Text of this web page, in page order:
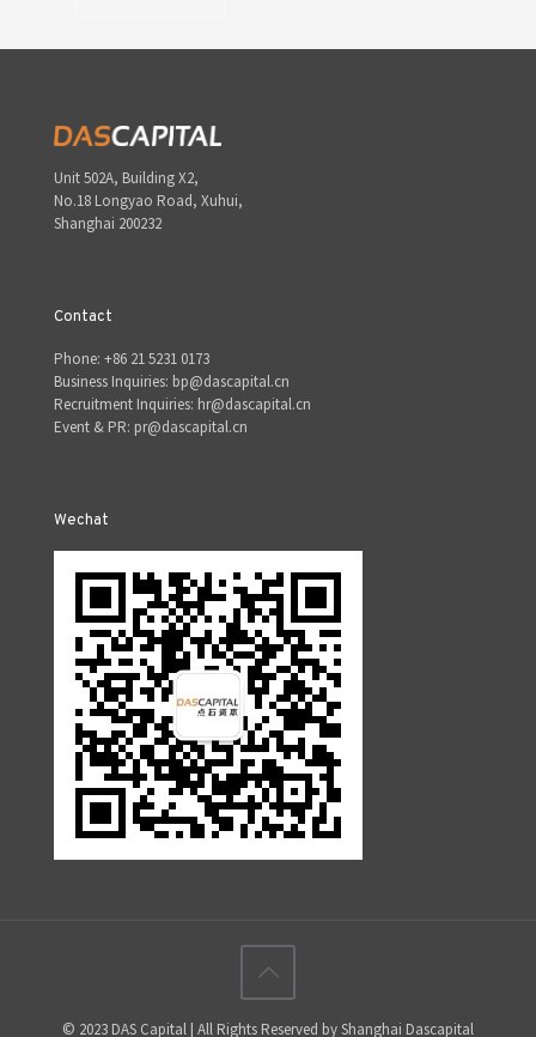
Unit 502A, Building X2,
No.18 Longyao Road, Xuhui,
Shanghai 200232
Contact
Phone: +86 21 5231 0173
Business Inquiries: bp@dascapital.cn
Recruitment Inquiries: hr@dascapital.cn
Event & PR: pr@dascapital.cn
Wechat
© 2023 DAS Capital | All Rights Reserved by Shanghai Dascapital